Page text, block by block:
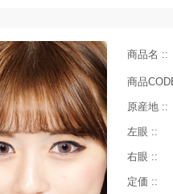
商品名 ::
商品
原産地 ::
左眼 ::
右眼 ::
定価 ::